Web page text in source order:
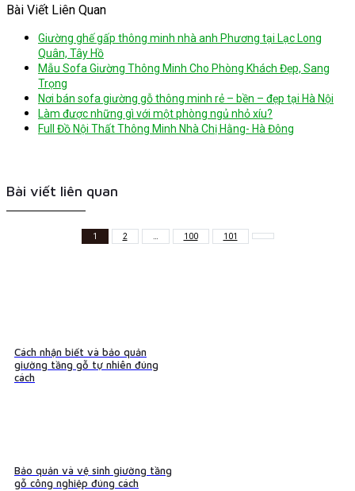
Bài Viết Liên Quan
Giường ghế gấp thông minh nhà anh Phương tại Lạc Long
Quân, Tây Hồ
Mẫu Sofa Giường Thông Minh Cho Phòng Khách Đẹp, Sang
Trọng
Nơi bán sofa giường gỗ thông minh rẻ – bền – đẹp tại Hà Nội
Làm được những gì với một phòng ngủ nhỏ xíu?
Full Đồ Nội Thất Thông Minh Nhà Chị Hằng- Hà Đông
Bài viết liên quan
1 2 … 100 101
Cách nhận biết và bảo quản
giường tầng gỗ tự nhiên đúng
cách
Bảo quản và vệ sinh giường tầng
gỗ công nghiệp đúng cách